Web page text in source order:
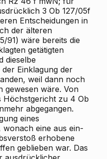
3 Ob 127/05f
Entscheidungen in
der älteren
91) wäre bereits die
getätigten
dieselbe
Einklagung der
weil dann noch
gewesen wäre. Von
Höchstgericht zu 4 Ob
abgegangen.
eines
eine aus ein-
erhobene
geblieben war. Das